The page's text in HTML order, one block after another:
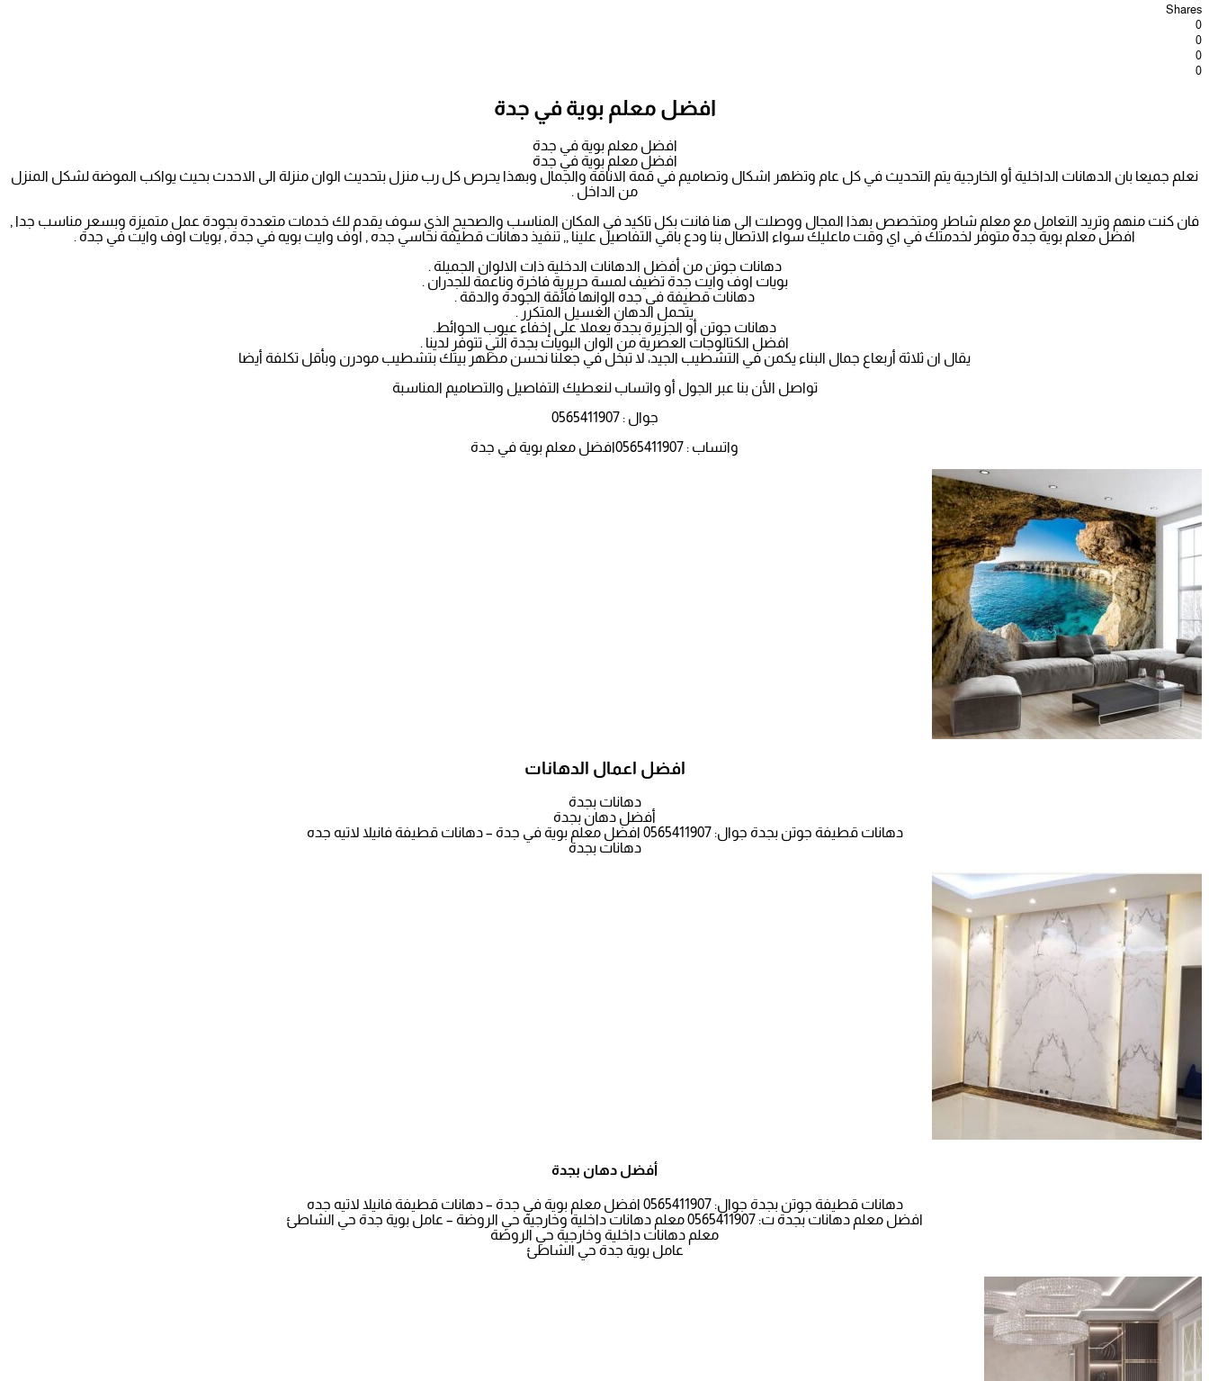
Shares
0
0
0
0
افضل معلم بوية في جدة
افضل معلم بوية في جدة
افضل معلم بوية في جدة
نعلم جميعا بان الدهانات الداخلية أو الخارجية يتم التحديث في كل عام وتظهر اشكال وتصاميم في قمة الاناقة والجمال وبهذا يحرص كل رب منزل بتحديث الوان منزلة الى الاحدث بحيث يواكب الموضة لشكل المنزل
من الداخل .
فان كنت منهم وتريد التعامل مع معلم شاطر ومتخصص بهذا المجال ووصلت الى هنا فانت بكل تاكيد في المكان المناسب والصحيح الذي سوف يقدم لك خدمات متعددة بجودة عمل متميزة وبسعر مناسب جدا ,
افضل معلم بوية جدة متوفر لخدمتك في اي وقت ماعليك سواء الاتصال بنا ودع باقي التفاصيل علينا ,, تنفيذ دهانات قطيفة نحاسي جده , اوف وايت بويه في جدة , بويات اوف وايت في جدة .
دهانات جوتن من أفضل الدهانات الدخلية ذات الالوان الجميلة .
بويات اوف وايت جدة تضيف لمسة حريرية فاخرة وناعمة للجدران .
دهانات قطيفة في جده الوانها فائقة الجودة والدقة .
يتحمل الدهان الغسيل المتكرر .
دهانات جوتن أو الجزيرة بجدة يعملا على إخفاء عيوب الحوائط.
افضل الكتالوجات العصرية من الوان البويات بجدة التي تتوفر لدينا .
يقال ان ثلاثة أربعاع جمال البناء يكمن في التشطيب الجيد، لا تبخل في جعلنا نحسن مظهر بيتك بتشطيب مودرن وبأقل تكلفة أيضا
تواصل الأن بنا عبر الجول أو واتساب لنعطيك التفاصيل والتصاميم المناسبة
جوال : 0565411907
واتساب : 0565411907افضل معلم بوية في جدة
افضل اعمال الدهانات
دهانات بجدة
أفضل دهان بجدة
دهانات قطيفة جوتن بجدة جوال: 0565411907 افضل معلم بوية في جدة – دهانات قطيفة فانيلا لاتيه جده
دهانات بجدة
أفضل دهان بجدة
دهانات قطيفة جوتن بجدة جوال: 0565411907 افضل معلم بوية في جدة – دهانات قطيفة فانيلا لاتيه جده
افضل معلم دهانات بجدة ت: 0565411907 معلم دهانات داخلية وخارجية حي الروضة – عامل بوية جدة حي الشاطئ
معلم دهانات داخلية وخارجية حي الروضة
عامل بوية جدة حي الشاطئ